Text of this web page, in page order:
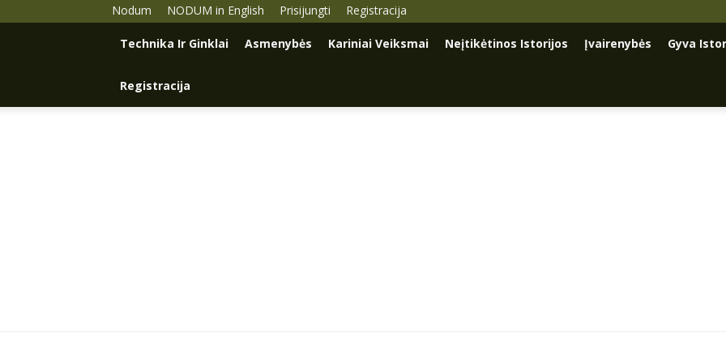
Nodum NODUM in English Prisijungti Registracija
Technika Ir Ginklai Asmenybės Kariniai Veiksmai Neįtikėtinos Istorijos Įvairenybės Gyva
Registracija